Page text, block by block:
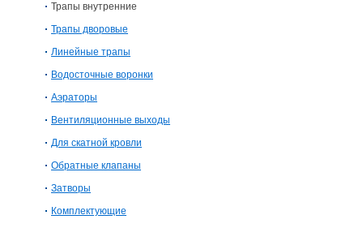
Трапы внутренние
Трапы дворовые
Линейные трапы
Водосточные воронки
Аэраторы
Вентиляционные выходы
Для скатной кровли
Обратные клапаны
Затворы
Комплектующие